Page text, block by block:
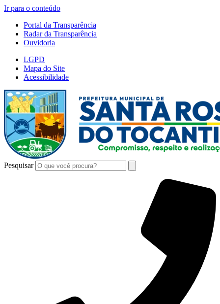
Ir para o conteúdo
Portal da Transparência
Radar da Transparência
Ouvidoria
LGPD
Mapa do Site
Acessibilidade
Pesquisar